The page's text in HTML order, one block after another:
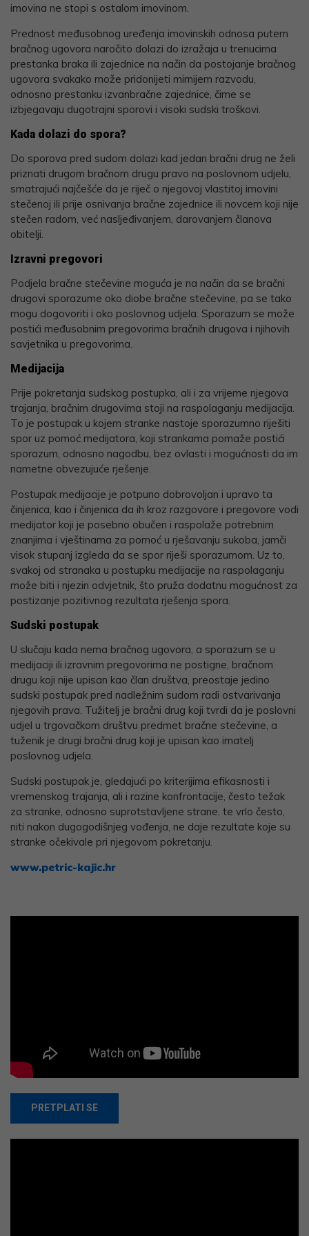
imovina ne stopi s ostalom imovinom.
Prednost međusobnog uređenja imovinskih odnosa putem
bračnog ugovora naročito dolazi do izražaja u trenucima
prestanka braka ili zajednice na način da postojanje bračnog
ugovora svakako može pridonijeti mirnijem razvodu,
odnosno prestanku izvanbračne zajednice, čime se
izbjegavaju dugotrajni sporovi i visoki sudski troškovi.
Kada dolazi do spora?
Do sporova pred sudom dolazi kad jedan bračni drug ne želi
priznati drugom bračnom drugu pravo na poslovnom udjelu,
smatrajući najčešće da je riječ o njegovoj vlastitoj imovini
stečenoj ili prije osnivanja bračne zajednice ili novcem koji nije
stečen radom, već nasljeđivanjem, darovanjem članova
obitelji.
Izravni pregovori
Podjela bračne stečevine moguća je na način da se bračni
drugovi sporazume oko diobe bračne stečevine, pa se tako
mogu dogovoriti i oko poslovnog udjela. Sporazum se može
postići međusobnim pregovorima bračnih drugova i njihovih
savjetnika u pregovorima.
Medijacija
Prije pokretanja sudskog postupka, ali i za vrijeme njegova
trajanja, bračnim drugovima stoji na raspolaganju medijacija.
To je postupak u kojem stranke nastoje sporazumno riješiti
spor uz pomoć medijatora, koji strankama pomaže postići
sporazum, odnosno nagodbu, bez ovlasti i mogućnosti da im
nametne obvezujuće rješenje.
Postupak medijacije je potpuno dobrovoljan i upravo ta
činjenica, kao i činjenica da ih kroz razgovore i pregovore vodi
medijator koji je posebno obučen i raspolaže potrebnim
znanjima i vještinama za pomoć u rješavanju sukoba, jamči
visok stupanj izgleda da se spor riješi sporazumom. Uz to,
svakoj od stranaka u postupku medijacije na raspolaganju
može biti i njezin odvjetnik, što pruža dodatnu mogućnost za
postizanje pozitivnog rezultata rješenja spora.
Sudski postupak
U slučaju kada nema bračnog ugovora, a sporazum se u
medijaciji ili izravnim pregovorima ne postigne, bračnom
drugu koji nije upisan kao član društva, preostaje jedino
sudski postupak pred nadležnim sudom radi ostvarivanja
njegovih prava. Tužitelj je bračni drug koji tvrdi da je poslovni
udjel u trgovačkom društvu predmet bračne stečevine, a
tuženik je drugi bračni drug koji je upisan kao imatelj
poslovnog udjela.
Sudski postupak je, gledajući po kriterijima efikasnosti i
vremenskog trajanja, ali i razine konfrontacije, često težak
za stranke, odnosno suprotstavljene strane, te vrlo često,
niti nakon dugogodišnjeg vođenja, ne daje rezultate koje su
stranke očekivale pri njegovom pokretanju.
www.petric-kajic.hr
PRETPLATI SE